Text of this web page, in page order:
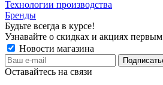
Технологии производства
Бренды
Будьте всегда в курсе!
Узнавайте о скидках и акциях первым
Новости магазина
Оставайтесь на связи